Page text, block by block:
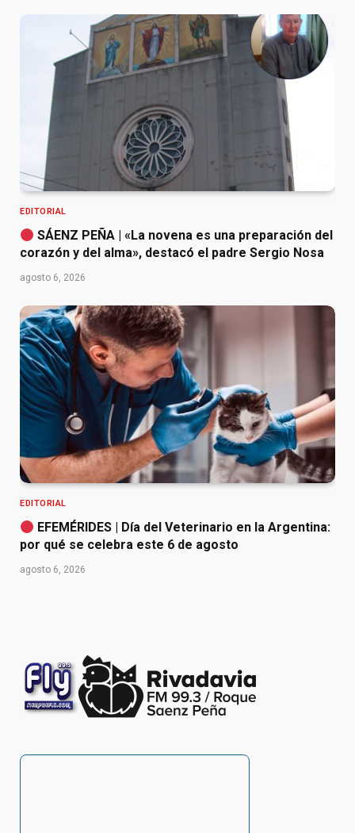
EDITORIAL
SÁENZ PEÑA | «La novena es una preparación del
corazón y del alma», destacó el padre Sergio Nosa
agosto 6, 2026
EDITORIAL
EFEMÉRIDES | Día del Veterinario en la Argentina:
por qué se celebra este 6 de agosto
agosto 6, 2026